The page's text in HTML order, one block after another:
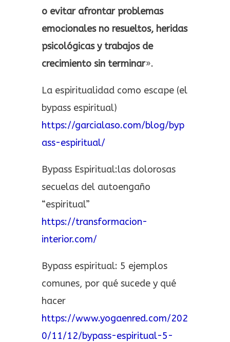
o evitar afrontar problemas
emocionales no resueltos, heridas
psicológicas y trabajos de
crecimiento sin terminar».
La espiritualidad como escape (el
bypass espiritual)​
https://garcialaso.com/blog/byp
ass-espiritual/
Bypass Espiritual:las dolorosas
secuelas del autoengaño
“espiritual”
https://transformacion-
interior.com/
Bypass espiritual: 5 ejemplos
comunes, por qué sucede y qué
hacer
https://www.yogaenred.com/202
0/11/12/bypass-espiritual-5-